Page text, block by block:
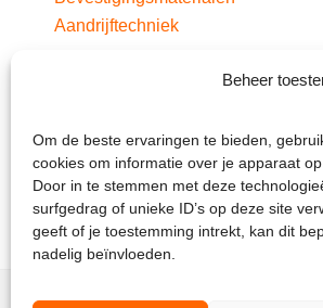
Beheer
Om de beste ervaringen te bieden,
cookies om informatie over je apparaat
Door in te stemmen met deze
surfgedrag of unieke ID’s op deze site
geeft of je toestemming intrekt, kan dit
nadelig beïnvloeden.
Aandrijftechniek